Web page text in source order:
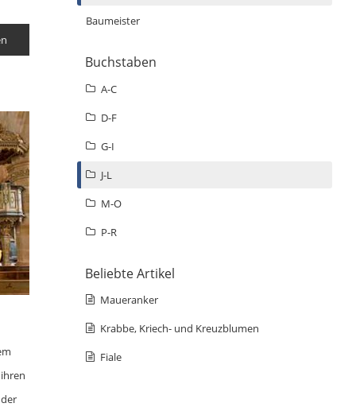
Baumeister
Buchstaben
A-C
D-F
G-I
J-L
M-O
P-R
Beliebte Artikel
Maueranker
Krabbe, Kriech- und Kreuzblumen
Fiale